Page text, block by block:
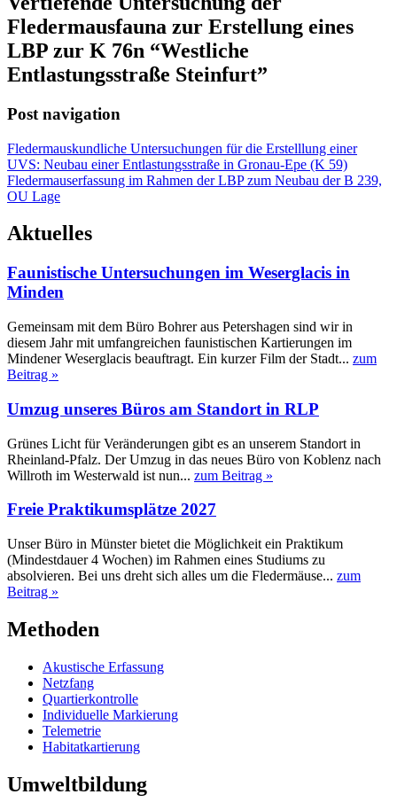
Fledermausfauna zur Erstellung eines
LBP zur K 76n “Westliche
Entlastungsstraße Steinfurt”
Post navigation
Fledermauskundliche Untersuchungen für die Erstelllung einer
UVS: Neubau einer Entlastungsstraße in Gronau-Epe (K 59)
Fledermauserfassung im Rahmen der LBP zum Neubau der B 239,
OU Lage
Aktuelles
Faunistische Untersuchungen im Weserglacis in
Minden
Gemeinsam mit dem Büro Bohrer aus Petershagen sind wir in
diesem Jahr mit umfangreichen faunistischen Kartierungen im
Mindener Weserglacis beauftragt. Ein kurzer Film der Stadt... zum
Beitrag »
Umzug unseres Büros am Standort in RLP
Grünes Licht für Veränderungen gibt es an unserem Standort in
Rheinland-Pfalz. Der Umzug in das neues Büro von Koblenz nach
Willroth im Westerwald ist nun... zum Beitrag »
Freie Praktikumsplätze 2027
Unser Büro in Münster bietet die Möglichkeit ein Praktikum
(Mindestdauer 4 Wochen) im Rahmen eines Studiums zu
absolvieren. Bei uns dreht sich alles um die Fledermäuse... zum
Beitrag »
Methoden
Akustische Erfassung
Netzfang
Quartierkontrolle
Individuelle Markierung
Telemetrie
Habitatkartierung
Umweltbildung